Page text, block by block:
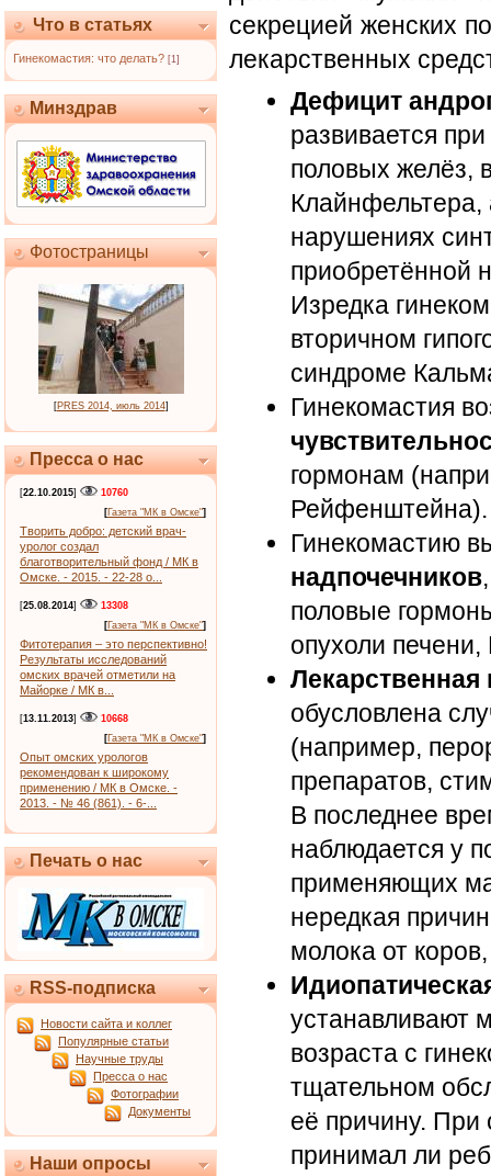
Что в статьях
Гинекомастия: что делать? [1]
Минздрав
Фотостраницы
[PRES 2014, июль 2014]
Пресса о нас
[22.10.2015]
10760
[Газета "МК в Омске"]
Творить добро: детский врач-
уролог создал
благотворительный фонд / МК в
Омске. - 2015. - 22-28 о...
[25.08.2014]
13308
[Газета "МК в Омске"]
Фитотерапия – это перспективно!
Результаты исследований
омских врачей отметили на
Майорке / МК в...
[13.11.2013]
10668
[Газета "МК в Омске"]
Опыт омских урологов
рекомендован к широкому
применению / МК в Омске. -
2013. - № 46 (861). - 6-...
Печать о нас
RSS-подписка
Новости сайта и коллег
Популярные статьи
Научные труды
Пресса о нас
Фотографии
Документы
Наши опросы
секрецией женских
лекарственных
Дефицит
развивается
половых желёз,
нарушениях
приобретённой
Изредка
вторичном
синдроме
Гинекомастия
гормонам
Рейфенштейна).
Гинекомастию
надпочечников
половые
опухоли
Лекарственная
обусловлена
(например,
препаратов,
В последнее
наблюдается у
применяющих
нередкая
молока от
устанавливают
возраста с
тщательном
её причину. При
принимал ли